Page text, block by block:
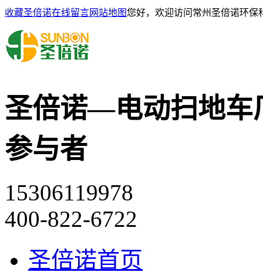
收藏圣倍诺在线留言网站地图您好，欢迎访问常州圣倍诺环保
圣倍诺—电动扫地车
参与者
15306119978
400-822-6722
圣倍诺首页